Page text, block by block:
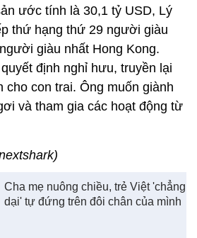
ước tính là 30,1 tỷ USD, Lý
thứ hạng thứ 29 người giàu
giàu nhất Hong Kong.
định nghỉ hưu, truyền lại
cho con trai. Ông muốn giành
và tham gia các hoạt động từ
Cha mẹ nuông chiều, trẻ Việt 'chẳng
dại' tự đứng trên đôi chân của mình